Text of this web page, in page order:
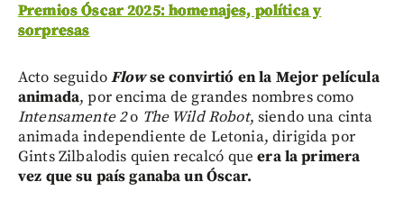
Premios Óscar 2025: homenajes, política y
sorpresas
Acto seguidoFlowse convirtió en la Mejor película
animada, por encima de grandes nombres como
Intensamente 2o The Wild Robot, siendo una cinta
animada independiente de Letonia, dirigida por
Gints Zilbalodis quien recalcó queera la primera
vez que su país ganaba un Óscar.